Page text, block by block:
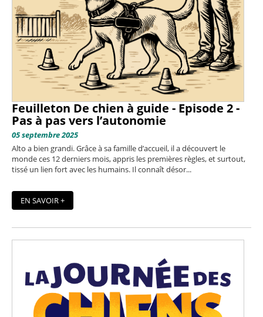
Feuilleton De chien à guide - Episode 2 -
Pas à pas vers l’autonomie
05 septembre 2025
Alto a bien grandi. Grâce à sa famille d’accueil, il a découvert le
monde ces 12 derniers mois, appris les premières règles, et surtout,
tissé un lien fort avec les humains. Il connaît désor...
EN SAVOIR +